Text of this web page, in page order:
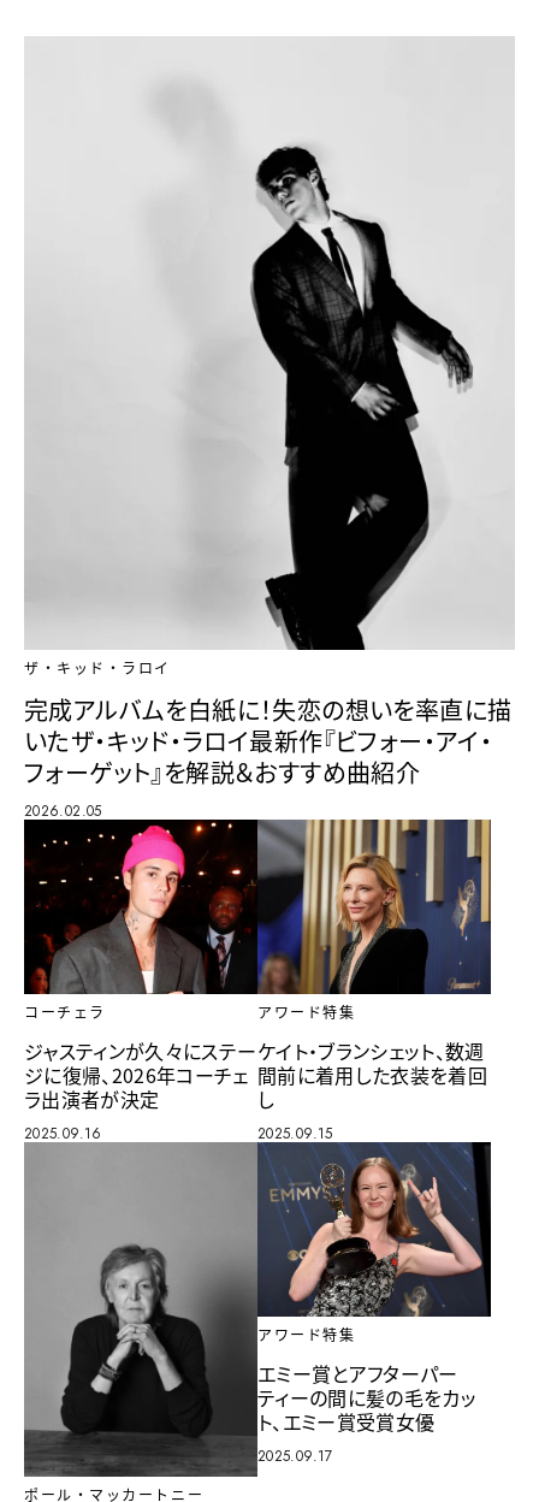
ザ・キッド・ラロイ
完成アルバムを白紙に！失恋の想いを率直に描
いたザ・キッド・ラロイ最新作『ビフォー・アイ・
フォーゲット』を解説＆おすすめ曲紹介
2026.02.05
コーチェラ
ジャスティンが久々にステー
ジに復帰、2026年コーチェ
ラ出演者が決定
2025.09.16
アワード特集
ケイト・ブランシェット、数週
間前に着用した衣装を着回
し
2025.09.15
ポール・マッカートニー
アワード特集
エミー賞とアフターパー
ティーの間に髪の毛をカッ
ト、エミー賞受賞女優
2025.09.17